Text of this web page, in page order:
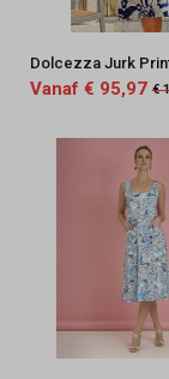
Dolcezza Jurk
Vanaf € 95,97 €